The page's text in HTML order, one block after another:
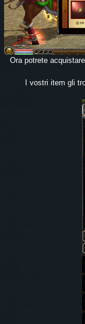
Ora potrete
I vostri item gli